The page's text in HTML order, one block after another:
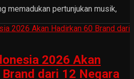
memadukan pertunjukan musik,
2026 Akan
dari 12 Negara